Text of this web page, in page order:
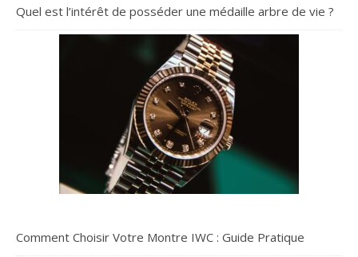
Quel est l’intérêt de posséder une médaille arbre de vie ?
Comment Choisir Votre Montre IWC : Guide Pratique